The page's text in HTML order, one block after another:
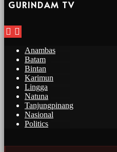
GURINDAM TV
Anambas
Batam
Bintan
Karimun
Lingga
Natuna
Tanjungpinang
Nasional
Politics